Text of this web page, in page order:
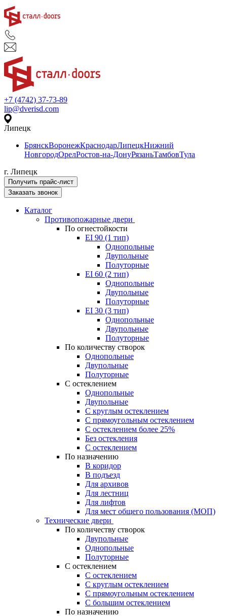
+7 (4742) 37-73-89
lip@dverisd.com
Липецк
БрянскВоронежКраснодарЛипецкНижний
НовгородОрелРостов-на-ДонуРязаньТамбовТула
г. Липецк
Получить прайс-лист
Заказать звонок
Каталог
Противопожарные двери
По огнестойкости
EI 90 (1 тип)
Однопольные
Двупольные
Полуторные
EI 60 (2 тип)
Однопольные
Двупольные
Полуторные
EI 30 (3 тип)
Однопольные
Двупольные
Полуторные
По количеству створок
Однопольные
Двупольные
Полуторные
С остеклением
Однопольные
Двупольные
С круглым остеклением
С прямоугольным остеклением
С остеклением более 25%
Без остекления
С остеклением
По назначению
В коридор
В подъезд
Для архивов
Для лестниц
Для лифтов
Для мест общего пользования (МОП)
Технические двери
По количеству створок
Двупольные
Однопольные
Полуторные
С остеклением
С остеклением
С круглым остеклением
С прямоугольным остеклением
С большим остеклением
По назначению